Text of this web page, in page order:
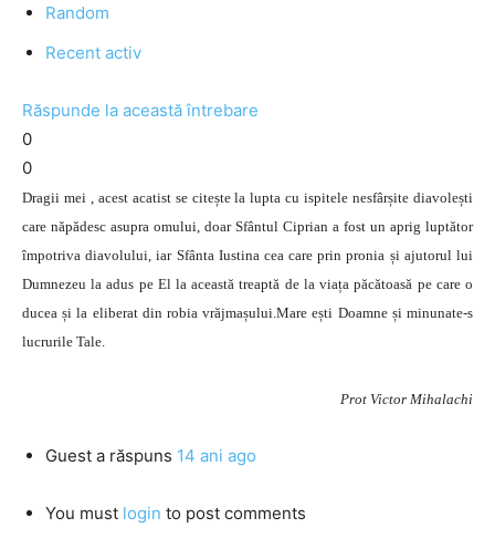
Random
Recent activ
Răspunde la această întrebare
0
0
Dragii mei , acest acatist se citește la lupta cu ispitele nesfârșite diavolești
care năpădesc asupra omului, doar Sfântul Ciprian a fost un aprig luptător
împotriva diavolului, iar Sfânta Iustina cea care prin pronia și ajutorul lui
Dumnezeu la adus pe El la această treaptă de la viața păcătoasă pe care o
ducea și la eliberat din robia vrăjmașului.Mare ești Doamne și minunate-s
lucrurile Tale.
Prot Victor Mihalachi
Guest a răspuns 14 ani ago
You must login to post comments